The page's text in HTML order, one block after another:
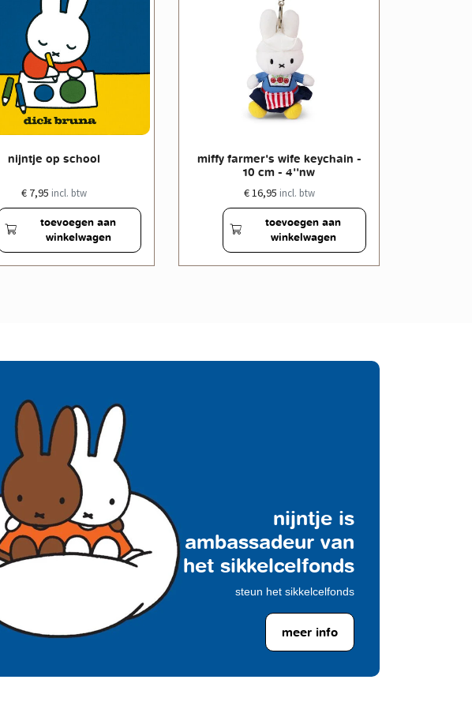
nijntje op school
€ 7,95 incl. btw
toevoegen aan
winkelwagen
miffy farmer's wife keychain -
10 cm - 4''nw
€ 16,95 incl. btw
toevoegen aan
winkelwagen
nijntje is
ambassadeur van
het sikkelcelfonds
steun het sikkelcelfonds
meer info